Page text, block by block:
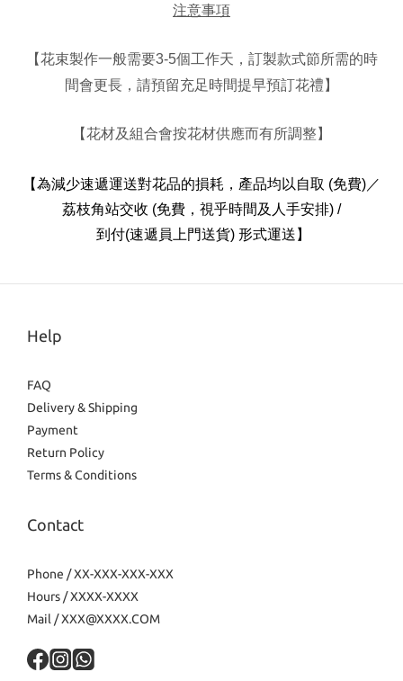
注意事項
【花束製作一般需要3-5個工作天，訂製款式節所需的時
間會更長，請預留充足時間提早預訂花禮 】
【花材及組合會按花材供應而有所調整】
【為減少速遞運送對花品的損耗， 產品均以自取 (免費)／
荔枝角站交收 (免費，視乎時間及人手安排) /
到付(速遞員上門送貨) 形式運送 】
Help
FAQ
Delivery & Shipping
Payment
Return Policy
Terms & Conditions
Contact
Phone / XX-XXX-XXX-XXX
Hours / XXXX-XXXX
Mail / XXX@XXXX.COM